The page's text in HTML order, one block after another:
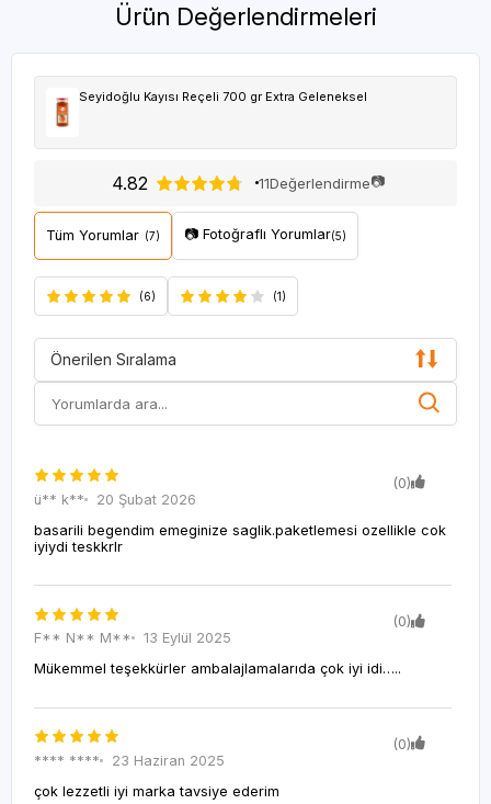
Ürün Değerlendirmeleri
Seyidoğlu Kayısı Reçeli 700 gr Extra Geleneksel
4.82 11Değerlendirme📷
Tüm Yorumlar (7) 📷 Fotoğraflı Yorumlar(5)
(6) (1)
Önerilen Sıralama
(0)
ü** k**
20 Şubat 2026
basarili begendim emeginize saglik.paketlemesi ozellikle cok
iyiydi teskkrlr
(0)
F** N** M**
13 Eylül 2025
Mükemmel teşekkürler ambalajlamalarıda çok iyi idi…..
(0)
**** ****
23 Haziran 2025
çok lezzetli iyi marka tavsiye ederim